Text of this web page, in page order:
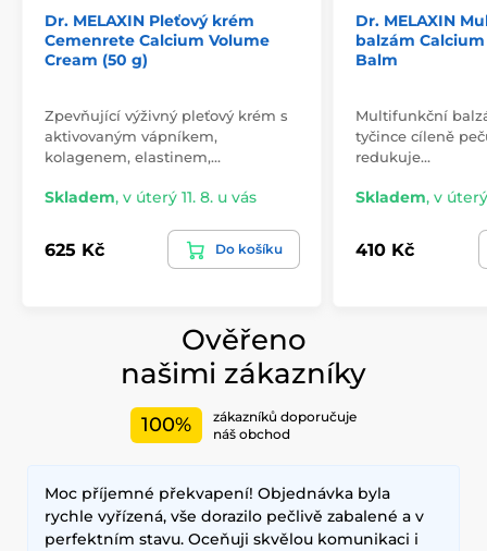
Dr. MELAXIN Pleťový krém
Cemenrete Calcium Volume
Cream (50 g)
Zpevňující výživný pleťový krém s
aktivovaným vápníkem,
kolagenem, elastinem,…
Skladem, v úterý 11. 8. u vás
625 Kč Do košíku
Dr. MELAXIN
balzám
Balm
Multifunkční
tyčince cíleně
redukuje…
Skladem, v úterý
410 Kč
Ověřeno
našimi zákazníky
100%
zákazníků doporučuje
náš obchod
Moc příjemné překvapení! Objednávka byla
rychle vyřízená, vše dorazilo pečlivě zabalené a v
perfektním stavu. Oceňuji skvělou komunikaci i